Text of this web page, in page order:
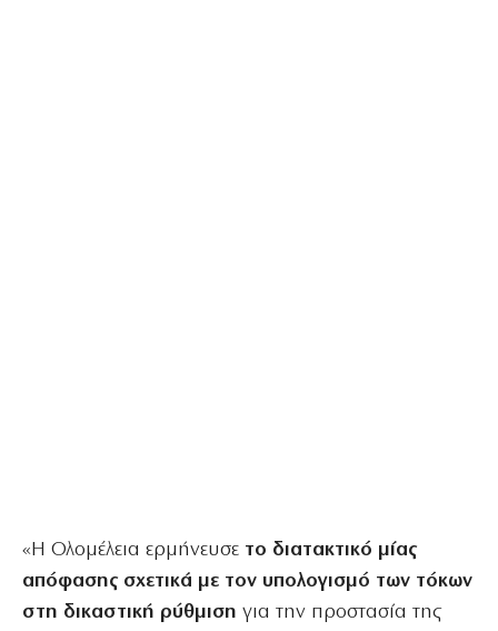
«Η Ολομέλεια ερμήνευσε το διατακτικό μίας
απόφασης σχετικά με τον υπολογισμό των τόκων
στη δικαστική ρύθμιση για την προστασία της